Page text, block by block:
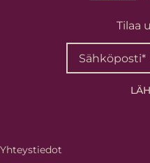
Tilaa
Yhteystiedot